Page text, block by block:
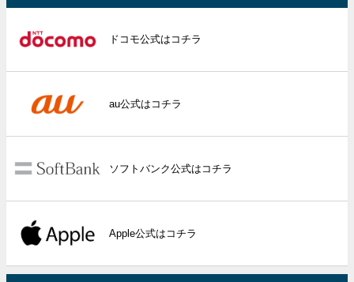
ドコモ公式はコチラ
au公式はコチラ
ソフトバンク公式はコチラ
Apple公式はコチラ